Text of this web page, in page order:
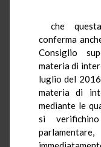
che
conferma
Consiglio
materia di
luglio del
materia di
mediante le
si